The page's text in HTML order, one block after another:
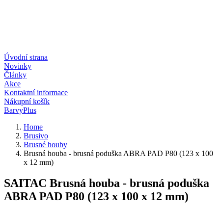
Úvodní strana
Novinky
Články
Akce
Kontaktní informace
Nákupní košík
BarvyPlus
Home
Brusivo
Brusné houby
Brusná houba - brusná poduška ABRA PAD P80 (123 x 100
x 12 mm)
SAITAC Brusná houba - brusná poduška
ABRA PAD P80 (123 x 100 x 12 mm)